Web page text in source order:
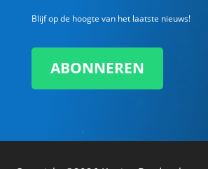
Blijf op de hoogte van het laatste nieuws!
ABONNEREN